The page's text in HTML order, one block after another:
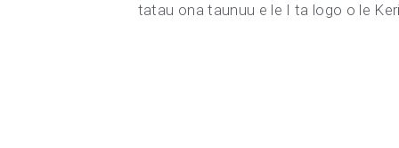
tatau ona taunuu e le I ta logo o le